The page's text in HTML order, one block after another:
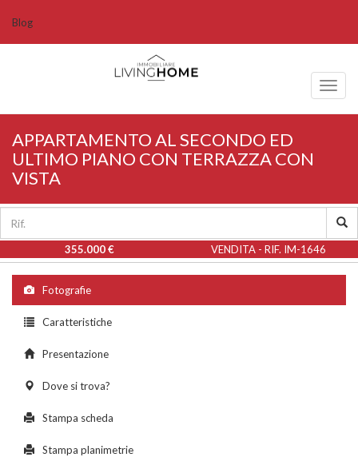
Blog
APPARTAMENTO AL SECONDO ED
ULTIMO PIANO CON TERRAZZA CON
VISTA
355.000 € VENDITA - RIF. IM-1646
Fotografie
Caratteristiche
Presentazione
Dove si trova?
Stampa scheda
Stampa planimetrie